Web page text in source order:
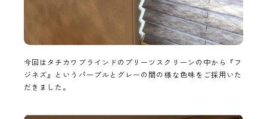
今回はタチカワブラインドのプリーツスクリーンの中から『フ
ジネズ』というパープルとグレーの間の様な色味をご採用いた
だきました。